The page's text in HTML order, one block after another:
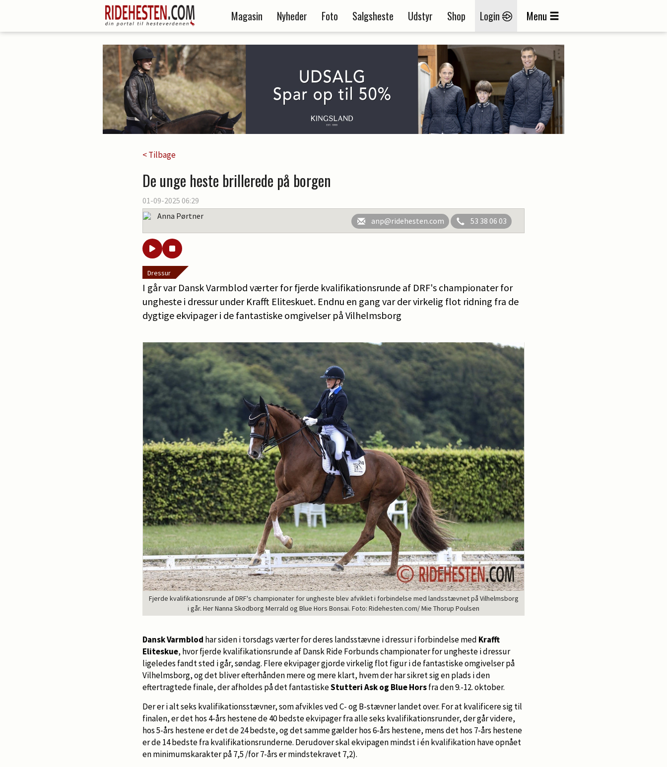
Magasin Nyheder Foto Salgsheste Udstyr Shop Login Menu
< Tilbage
De unge heste brillerede på borgen
01-09-2025 06:29
Anna Pørtner
anp@ridehesten.com 53 38 06 03
Dressur
I går var Dansk Varmblod værter for fjerde kvalifikationsrunde af DRF's championater for
ungheste i dressur under Krafft Eliteskuet. Endnu en gang var der virkelig flot ridning fra de
dygtige ekvipager i de fantastiske omgivelser på Vilhelmsborg
Fjerde kvalifikationsrunde af DRF's championater for ungheste blev afviklet i forbindelse med landsstævnet på Vilhelmsborg
i går. Her Nanna Skodborg Merrald og Blue Hors Bonsai. Foto: Ridehesten.com/ Mie Thorup Poulsen
Dansk Varmblod har siden i torsdags værter for deres landsstævne i dressur i forbindelse med Krafft
Eliteskue, hvor fjerde kvalifikationsrunde af Dansk Ride Forbunds championater for ungheste i dressur
ligeledes fandt sted i går, søndag. Flere ekvipager gjorde virkelig flot figur i de fantastiske omgivelser på
Vilhelmsborg, og det bliver efterhånden mere og mere klart, hvem der har sikret sig en plads i den
eftertragtede finale, der afholdes på det fantastiskeStutteri Ask og Blue Horsfra den 9.-12. oktober.
Der er i alt seks kvalifikationsstævner, som afvikles ved C- og B-stævner landet over. For at kvalificere sig til
finalen, er det hos 4-års hestene de 40 bedste ekvipager fra alle seks kvalifikationsrunder, der går videre,
hos 5-års hestene er det de 24 bedste, og det samme gælder hos 6-års hestene, mens det hos 7-års hestene
er de 14 bedste fra kvalifikationsrunderne. Derudover skal ekvipagen mindst i én kvalifikation have opnået
en minimumskarakter på 7,5 /for 7-års er mindstekravet 7,2).